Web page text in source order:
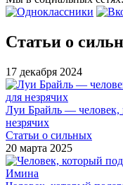
Статьи о
17 декабря 2024
Луи Брайль — человек,
незрячих
Статьи о сильных
20 марта 2025